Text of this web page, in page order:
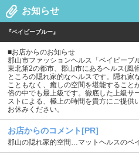
お知らせ
『ベイビーブルー』
■お店からのお知らせ
郡山市ファッションヘルス「ベイビーブ
東北第2の都市、郡山市にあるヘルス(風
ところの隠れ家的なヘルスです。隠れ家
こともなく、癒しの空間を堪能すること
俗の中でも最上級です。徹底した上級サ
ストによる、極上の時間を貴方にご提供
お休みください。
お店からのコメント[PR]
郡山の隠れ家的空間…マットヘルスのベ